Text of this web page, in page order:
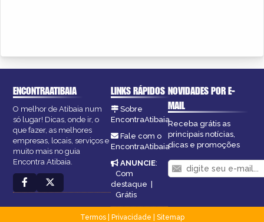
ENCONTRAATIBAIA
O melhor de Atibaia num
só lugar! Dicas, onde ir, o
que fazer, as melhores
empresas, locais, serviços e
muito mais no guia
Encontra Atibaia.
LINKS RÁPIDOS
Sobre
EncontraAtibaia
Fale com o
EncontraAtibaia
ANUNCIE:
Com
destaque |
Grátis
NOVIDADES POR E-
MAIL
Receba grátis as
principais notícias,
dicas e promoções
Termos| Privacidade
Sitemap